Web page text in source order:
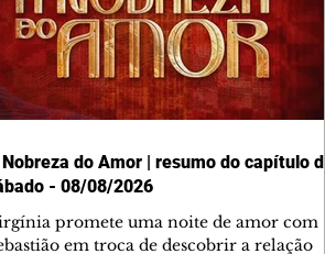
do Amor | resumo do capítulo de
- 08/08/2026
promete uma noite de amor com
em troca de descobrir a relação